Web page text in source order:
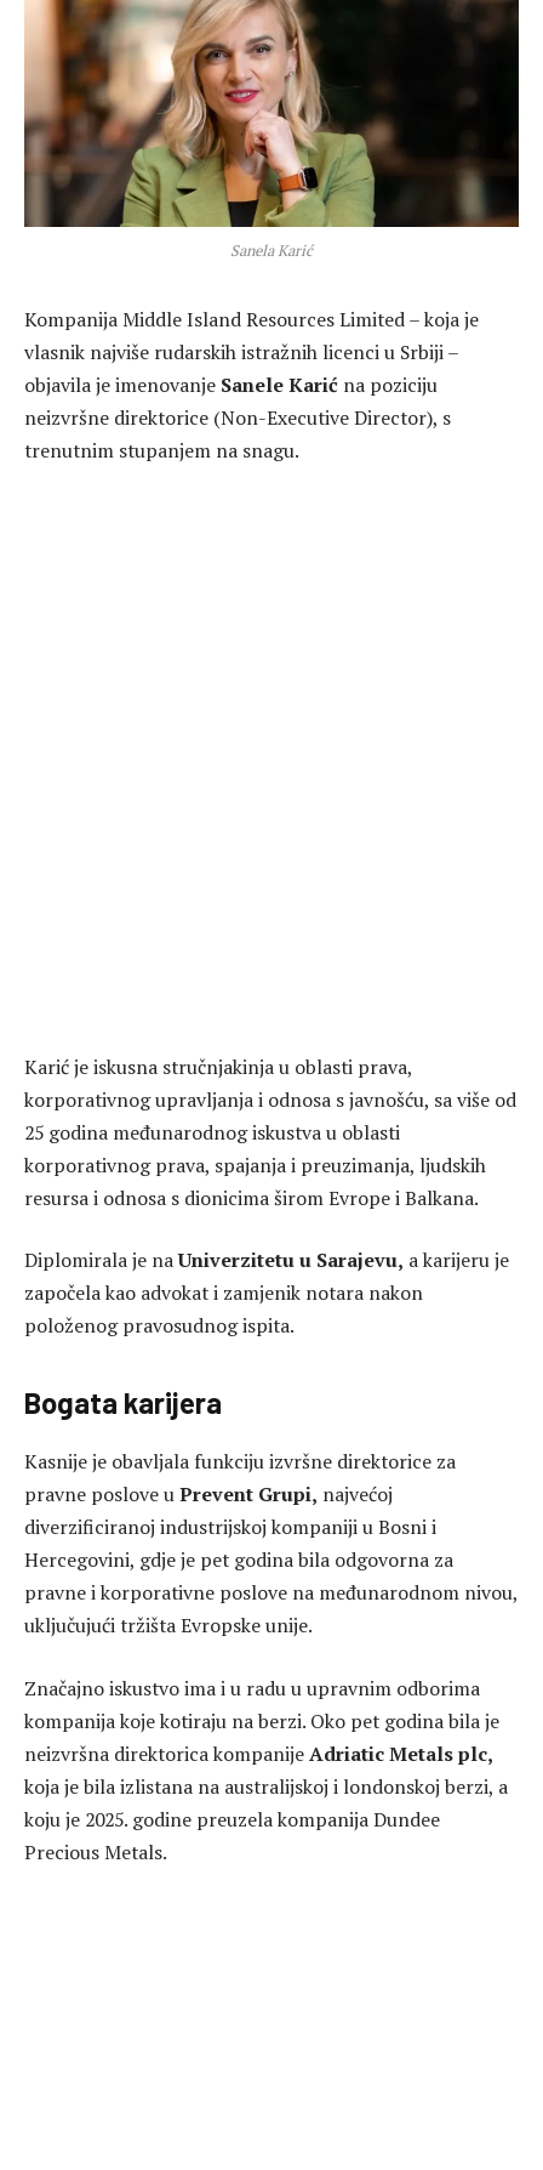
Sanela Karić
Kompanija Middle Island Resources Limited – koja je
vlasnik najviše rudarskih istražnih licenci u Srbiji –
objavila je imenovanje Sanele Karić na poziciju
neizvršne direktorice (Non-Executive Director), s
trenutnim stupanjem na snagu.
Karić je iskusna stručnjakinja u oblasti prava,
korporativnog upravljanja i odnosa s javnošću, sa više od
25 godina međunarodnog iskustva u oblasti
korporativnog prava, spajanja i preuzimanja, ljudskih
resursa i odnosa s dionicima širom Evrope i Balkana.
Diplomirala je naUniverzitetu u Sarajevu, a karijeru je
započela kao advokat i zamjenik notara nakon
položenog pravosudnog ispita.
Bogata karijera
Kasnije je obavljala funkciju izvršne direktorice za
pravne poslove uPrevent Grupi, najvećoj
diverzificiranoj industrijskoj kompaniji u Bosni i
Hercegovini, gdje je pet godina bila odgovorna za
pravne i korporativne poslove na međunarodnom nivou,
uključujući tržišta Evropske unije.
Značajno iskustvo ima i u radu u upravnim odborima
kompanija koje kotiraju na berzi. Oko pet godina bila je
neizvršna direktorica kompanijeAdriatic Metals plc,
koja je bila izlistana na australijskoj i londonskoj berzi, a
koju je 2025. godine preuzela kompanija Dundee
Precious Metals.